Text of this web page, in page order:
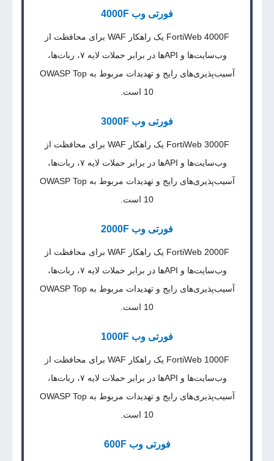
فورتی وب 4000F
FortiWeb 4000F یک راهکار WAF برای محافظت از
وب‌سایت‌ها و APIها در برابر حملات لایه ۷، ربات‌ها،
آسیب‌پذیری‌های رایج و تهدیدات مربوط به OWASP Top
10 است.
فورتی وب 3000F
FortiWeb 3000F یک راهکار WAF برای محافظت از
وب‌سایت‌ها و APIها در برابر حملات لایه ۷، ربات‌ها،
آسیب‌پذیری‌های رایج و تهدیدات مربوط به OWASP Top
10 است.
فورتی وب 2000F
FortiWeb 2000F یک راهکار WAF برای محافظت از
وب‌سایت‌ها و APIها در برابر حملات لایه ۷، ربات‌ها،
آسیب‌پذیری‌های رایج و تهدیدات مربوط به OWASP Top
10 است.
فورتی وب 1000F
FortiWeb 1000F یک راهکار WAF برای محافظت از
وب‌سایت‌ها و APIها در برابر حملات لایه ۷، ربات‌ها،
آسیب‌پذیری‌های رایج و تهدیدات مربوط به OWASP Top
10 است.
فورتی وب 600F